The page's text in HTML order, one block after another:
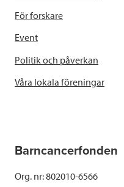
För forskare
Event
Politik och påverkan
Våra lokala föreningar
Barncancerfonden
Org. nr: 802010-6566